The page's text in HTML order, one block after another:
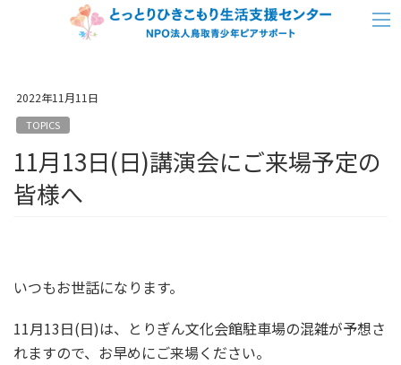
2022年11月11日
TOPICS
11月13日(日)講演会にご来場予定の
皆様へ
いつもお世話になります。
11月13日(日)は、とりぎん文化会館駐車場の混雑が予想さ
れますので、お早めにご来場ください。